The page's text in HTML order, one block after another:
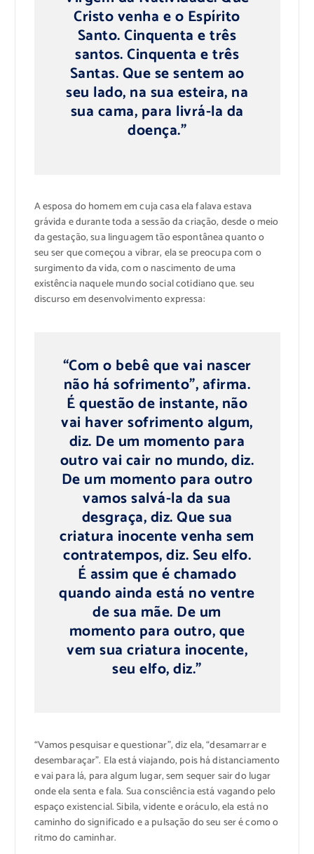
Cristo venha e o Espírito
Santo. Cinquenta e três
santos. Cinquenta e três
Santas. Que se sentem ao
seu lado, na sua esteira, na
sua cama, para livrá-la da
doença.”
A esposa do homem em cuja casa ela falava estava
grávida e durante toda a sessão da criação, desde o meio
da gestação, sua linguagem tão espontânea quanto o
seu ser que começou a vibrar, ela se preocupa com o
surgimento da vida, com o nascimento de uma
existência naquele mundo social cotidiano que. seu
discurso em desenvolvimento expressa:
“Com o bebê que vai nascer
não há sofrimento”, afirma.
É questão de instante, não
vai haver sofrimento algum,
diz. De um momento para
outro vai cair no mundo, diz.
De um momento para outro
vamos salvá-la da sua
desgraça, diz. Que sua
criatura inocente venha sem
contratempos, diz. Seu elfo.
É assim que é chamado
quando ainda está no ventre
de sua mãe. De um
momento para outro, que
vem sua criatura inocente,
seu elfo, diz.”
“Vamos pesquisar e questionar”, diz ela, “desamarrar e
desembaraçar”. Ela está viajando, pois há distanciamento
e vai para lá, para algum lugar, sem sequer sair do lugar
onde ela senta e fala. Sua consciência está vagando pelo
espaço existencial. Sibila, vidente e oráculo, ela está no
caminho do significado e a pulsação do seu ser é como o
ritmo do caminhar.